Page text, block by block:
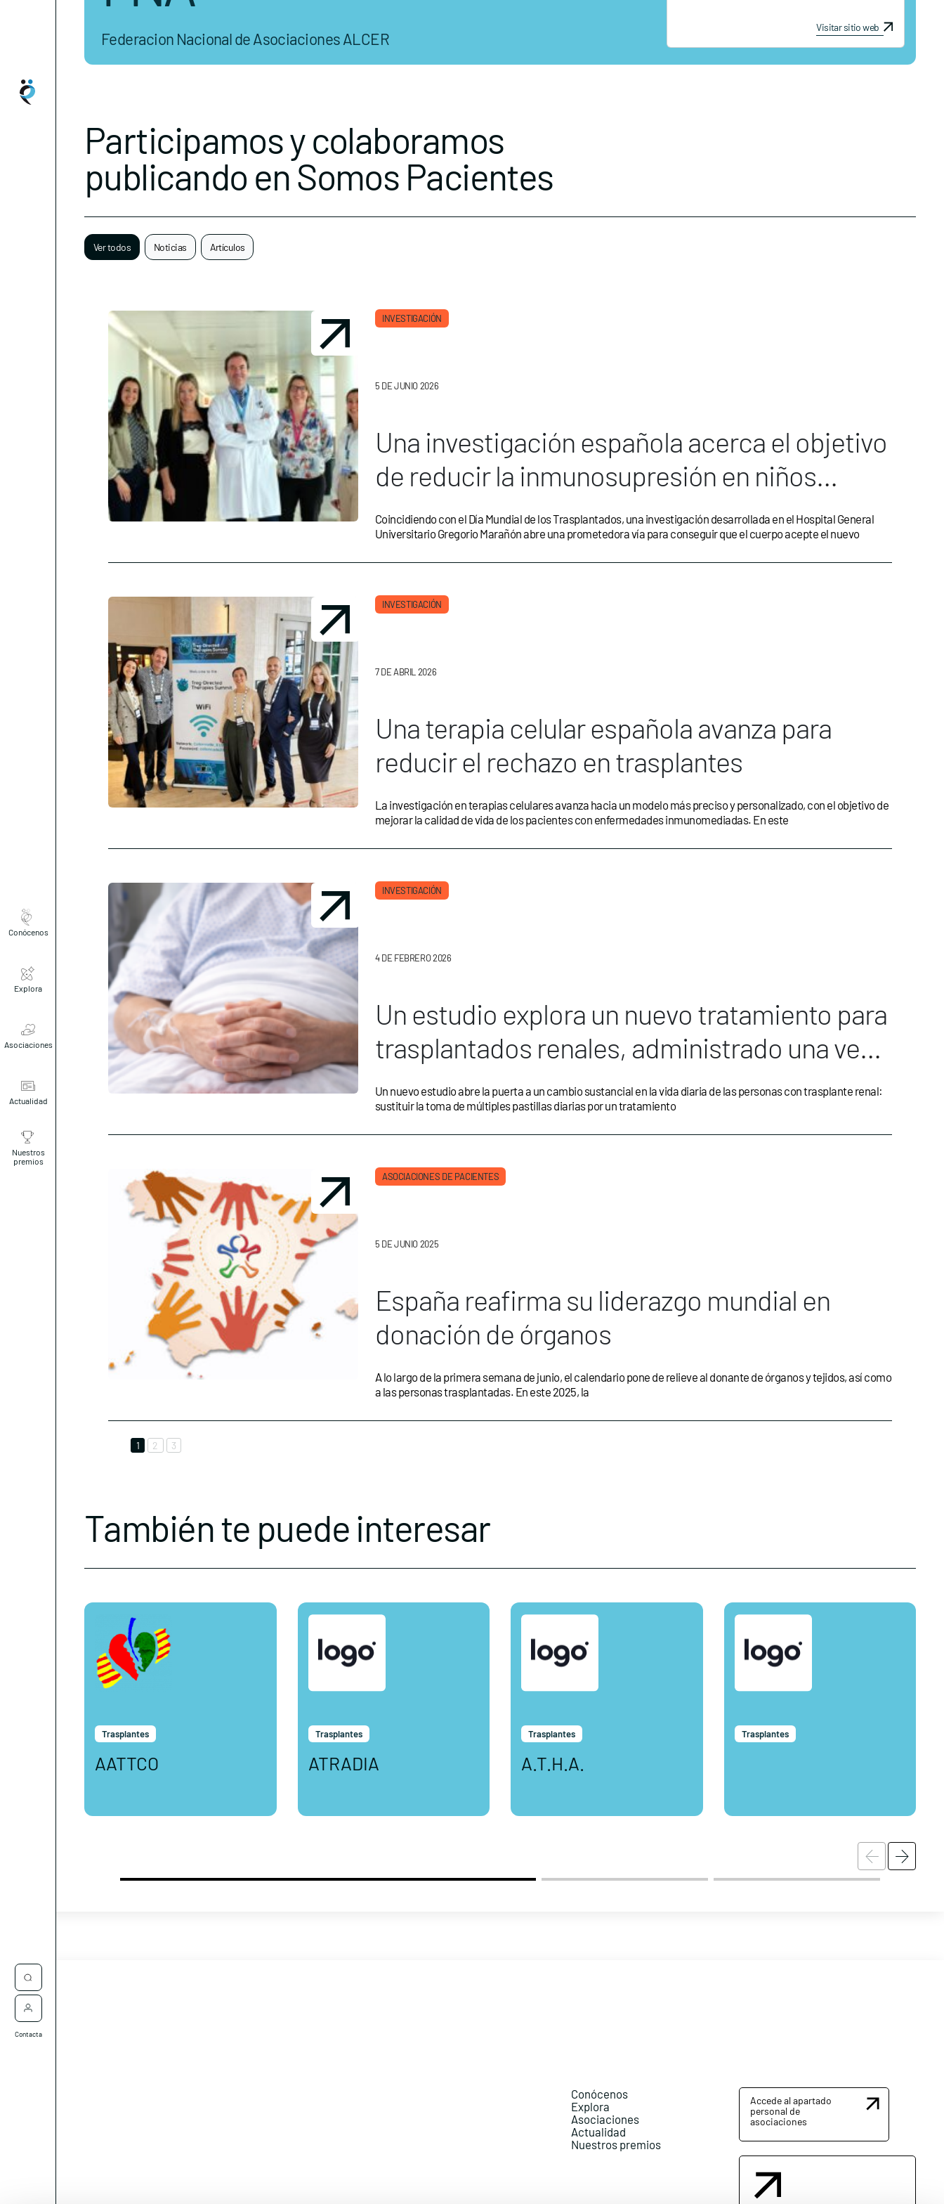
Conócenos
Explora
Asociaciones
Actualidad
Nuestros
premios
Contacta
Federacion Nacional de Asociaciones ALCER
Visitar sitio web
Participamos y colaboramos
publicando en Somos Pacientes
Ver todos Noticias Artículos
INVESTIGACIÓN
5 DE JUNIO 2026
Una investigación española acerca el objetivo
de reducir la inmunosupresión en niños
trasplantados
Coincidiendo con el Día Mundial de los Trasplantados, una investigación desarrollada en el Hospital General
Universitario Gregorio Marañón abre una prometedora vía para conseguir que el cuerpo acepte el nuevo
INVESTIGACIÓN
7 DE ABRIL 2026
Una terapia celular española avanza para
reducir el rechazo en trasplantes
La investigación en terapias celulares avanza hacia un modelo más preciso y personalizado, con el objetivo de
mejorar la calidad de vida de los pacientes con enfermedades inmunomediadas. En este
INVESTIGACIÓN
4 DE FEBRERO 2026
Un estudio explora un nuevo tratamiento para
trasplantados renales, administrado una vez
al mes
Un nuevo estudio abre la puerta a un cambio sustancial en la vida diaria de las personas con trasplante renal:
sustituir la toma de múltiples pastillas diarias por un tratamiento
ASOCIACIONES DE PACIENTES
5 DE JUNIO 2025
España reafirma su liderazgo mundial en
donación de órganos
A lo largo de la primera semana de junio, el calendario pone de relieve al donante de órganos y tejidos, así como
a las personas trasplantadas. En este 2025, la
1 2 3
También te puede interesar
Trasplantes
AATTCO
Trasplantes
ATRADIA
Trasplantes
A.T.H.A.
Trasplantes
Conócenos
Explora
Asociaciones
Actualidad
Nuestros premios
Accede al apartado
personal de
asociaciones